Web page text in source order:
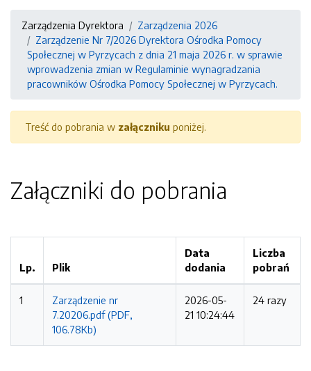
Zarządzenia Dyrektora
Zarządzenia 2026
Zarządzenie Nr 7/2026 Dyrektora Ośrodka Pomocy
Społecznej w Pyrzycach z dnia 21 maja 2026 r. w sprawie
wprowadzenia zmian w Regulaminie wynagradzania
pracowników Ośrodka Pomocy Społecznej w Pyrzycach.
Treść do pobrania w załączniku poniżej.
Załączniki do pobrania
Lp. Plik
Data
dodania
Liczba
pobrań
1
Zarządzenie nr
7.20206.pdf (PDF,
106.78Kb)
2026-05-
21 10:24:44
24 razy